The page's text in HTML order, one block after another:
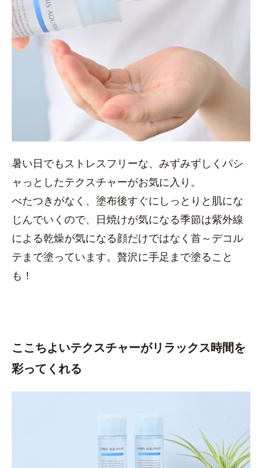
暑い日でもストレスフリーな、みずみずしくパシ
ャっとしたテクスチャーがお気に入り。
べたつきがなく、塗布後すぐにしっとりと肌にな
じんでいくので、日焼けが気になる季節は紫外線
による乾燥が気になる顔だけではなく首～デコル
テまで塗っています。贅沢に手足まで塗ること
も！
ここちよいテクスチャーがリラックス時間を
彩ってくれる